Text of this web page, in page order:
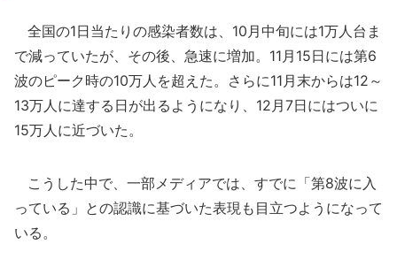
全国の1日当たりの感染者数は、10月中旬には1万人台ま
で減っていたが、その後、急速に増加。11月15日には第6
波のピーク時の10万人を超えた。さらに11月末からは12～
13万人に達する日が出るようになり、12月7日にはついに
15万人に近づいた。
こうした中で、一部メディアでは、すでに「第8波に入
っている」との認識に基づいた表現も目立つようになって
いる。